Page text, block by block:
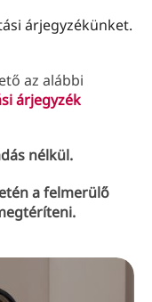
árjegyzékünket.
az alábbi
árjegyzék
nélkül.
a felmerülő